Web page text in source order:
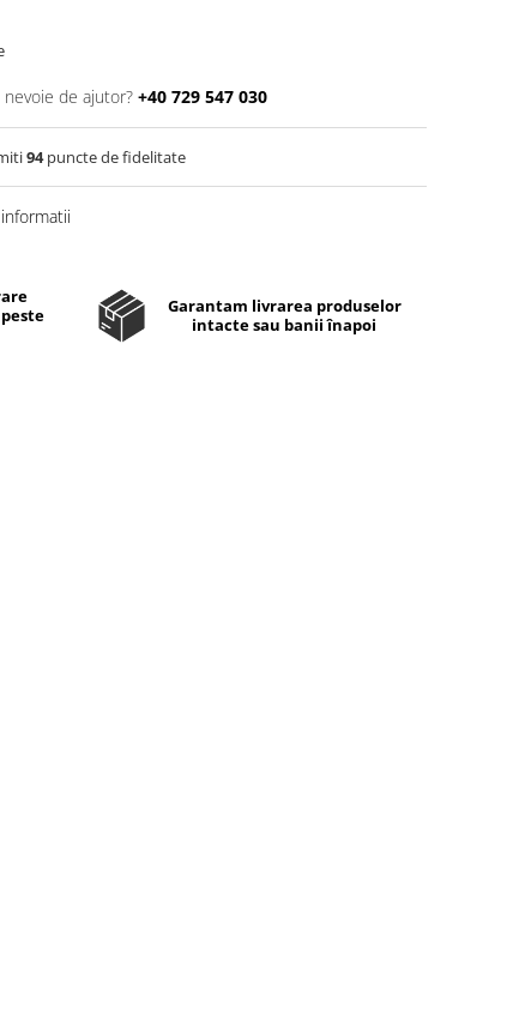
nevoie de ajutor? +40 729 547 030
94puncte de fidelitate
Garantam livrarea produselor
intacte sau banii înapoi